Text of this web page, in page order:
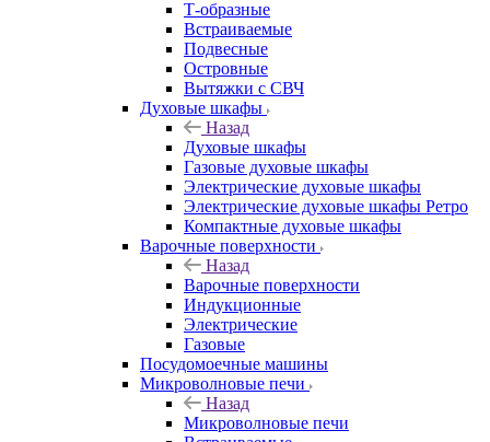
Т-образные
Встраиваемые
Подвесные
Островные
Вытяжки с СВЧ
Духовые шкафы
Назад
Духовые шкафы
Газовые духовые шкафы
Электрические духовые шкафы
Электрические духовые шкафы Ретро
Компактные духовые шкафы
Варочные поверхности
Назад
Варочные поверхности
Индукционные
Электрические
Газовые
Посудомоечные машины
Микроволновые печи
Назад
Микроволновые печи